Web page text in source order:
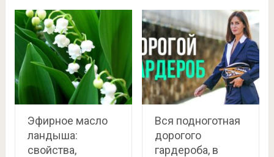
Эфирное масло
ландыша:
свойства,
Вся подноготная
дорогого
гардероба, в